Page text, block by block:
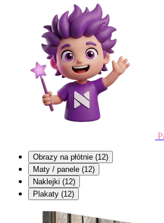
Obrazy na płótnie (12)
Maty / panele (12)
Naklejki (12)
Plakaty (12)